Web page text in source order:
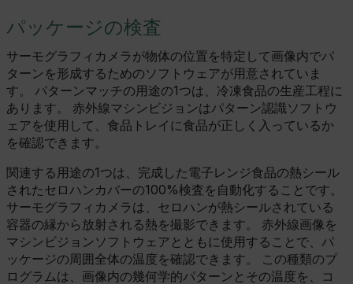
パッケージの検査
サーモグラフィカメラが物体の位置を特定して画像内でパ
ターンを形成するためのソフトウェアが用意されていま
す。 パターンマッチの用途の1つは、冷凍食品の生産工程に
あります。 赤外線マシンビジョンはパターン認識ソフトウ
ェアを使用して、食品トレイに食品が正しく入っているか
を確認できます。
関連する用途の1つは、完成した電子レンジ食品の熱シール
されたセロハンカバーの100%検査を自動化することです。
サーモグラフィカメラは、セロハンが熱シールされている
容器の縁から放射される熱を撮影できます。 赤外線画像を
マシンビジョンソフトウェアとともに使用することで、パ
ッケージの周囲全体の温度を確認できます。 この種類のプ
ログラムは、画像内の幾何学的パターンとその温度を、コ